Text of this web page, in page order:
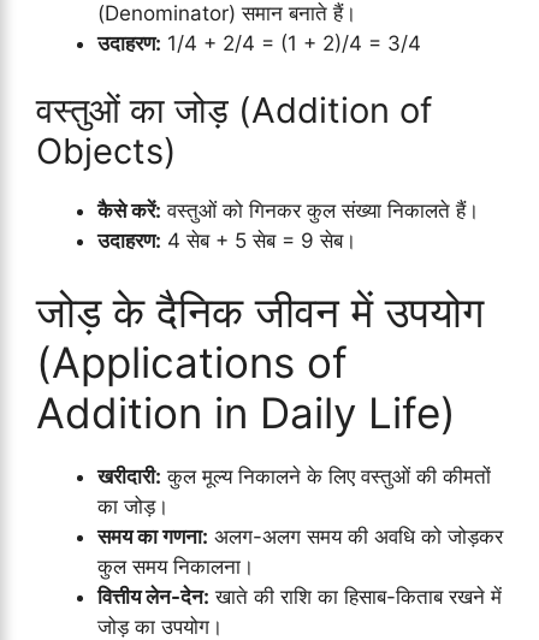
(Denominator) समान बनाते हैं।
उदाहरण: 1/4 + 2/4 = (1 + 2)/4 = 3/4
वस्तुओं का जोड़ (Addition of
Objects)
कैसे करें: वस्तुओं को गिनकर कुल संख्या निकालते हैं।
उदाहरण: 4 सेब + 5 सेब = 9 सेब।
जोड़ के दैनिक जीवन में उपयोग
(Applications of
Addition in Daily Life)
खरीदारी: कुल मूल्य निकालने के लिए वस्तुओं की कीमतों
का जोड़।
समय का गणना: अलग-अलग समय की अवधि को जोड़कर
कुल समय निकालना।
वित्तीय लेन-देन: खाते की राशि का हिसाब-किताब रखने में
जोड़ का उपयोग।